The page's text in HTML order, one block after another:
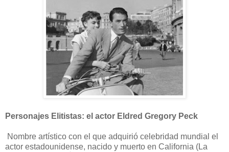
Personajes Elitistas: el actor Eldred Gregory Peck
Nombre artístico con el que adquirió celebridad mundial el
actor estadounidense, nacido y muerto en California (La